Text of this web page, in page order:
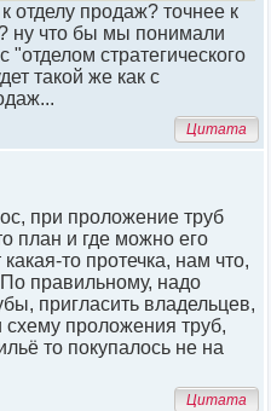
отделу продаж? точнее к
ну что бы мы понимали
"отделом стратегического
такой же как с
Цитата
при проложение труб
план и где можно его
то протечка, нам что,
правильному, надо
пригласить владельцев,
проложения труб,
то покупалось не на
Цитата